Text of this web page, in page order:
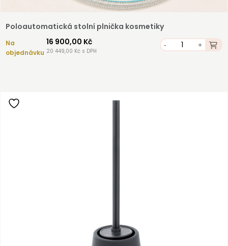
Poloautomatická stolní plnička kosmetiky
Na
objednávku
16 900,00 Kč
20 449,00 Kč s DPH
- +